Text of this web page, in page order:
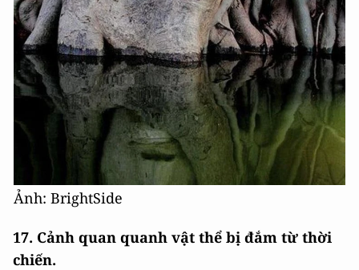
Ảnh: BrightSide
17. Cảnh quan quanh vật thể bị đắm từ thời
chiến.